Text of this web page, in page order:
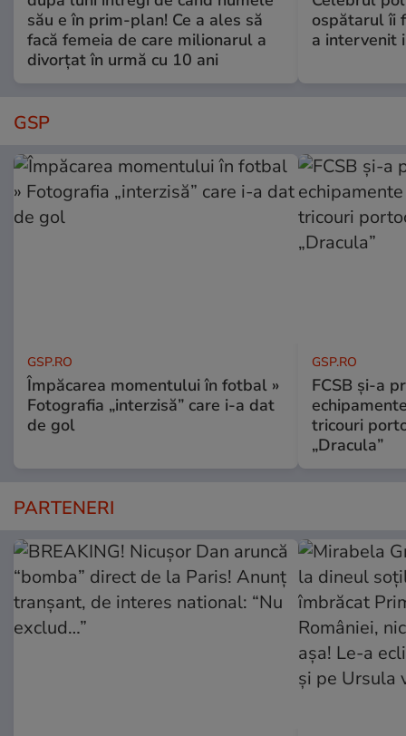
său e în prim-plan! Ce a ales să
facă femeia de care milionarul a
divorțat în urmă cu 10 ani
ospătarul îi
a intervenit
GSP
GSP.RO
Împăcarea momentului în fotbal »
Fotografia „interzisă” care i-a dat
de gol
GSP.RO
FCSB și-a
tricouri
„Dracula”
PARTENERI